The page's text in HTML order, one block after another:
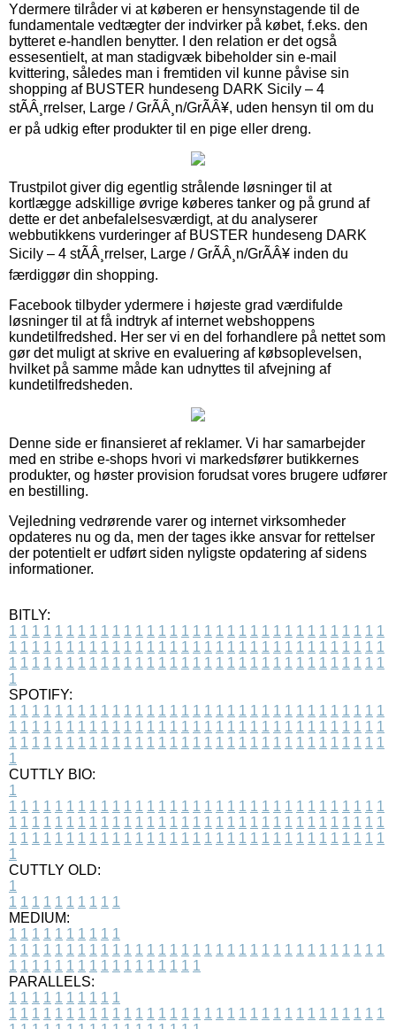
Ydermere tilråder vi at køberen er hensynstagende til de
fundamentale vedtægter der indvirker på købet, f.eks. den
bytteret e-handlen benytter. I den relation er det også
essesentielt, at man stadigvæk bibeholder sin e-mail
kvittering, således man i fremtiden vil kunne påvise sin
shopping af BUSTER hundeseng DARK Sicily – 4
stÃÂ¸rrelser, Large / GrÃÂ¸n/GrÃÂ¥, uden hensyn til om du
er på udkig efter produkter til en pige eller dreng.
Trustpilot giver dig egentlig strålende løsninger til at
kortlægge adskillige øvrige køberes tanker og på grund af
dette er det anbefalelsesværdigt, at du analyserer
webbutikkens vurderinger af BUSTER hundeseng DARK
Sicily – 4 stÃÂ¸rrelser, Large / GrÃÂ¸n/GrÃÂ¥ inden du
færdiggør din shopping.
Facebook tilbyder ydermere i højeste grad værdifulde
løsninger til at få indtryk af internet webshoppens
kundetilfredshed. Her ser vi en del forhandlere på nettet som
gør det muligt at skrive en evaluering af købsoplevelsen,
hvilket på samme måde kan udnyttes til afvejning af
kundetilfredsheden.
Denne side er finansieret af reklamer. Vi har samarbejder
med en stribe e-shops hvori vi markedsfører butikkernes
produkter, og høster provision forudsat vores brugere udfører
en bestilling.
Vejledning vedrørende varer og internet virksomheder
opdateres nu og da, men der tages ikke ansvar for rettelser
der potentielt er udført siden nyligste opdatering af sidens
informationer.
BITLY:
1 1 1 1 1 1 1 1 1 1 1 1 1 1 1 1 1 1 1 1 1 1 1 1 1 1 1 1 1 1 1 1 1
1 1 1 1 1 1 1 1 1 1 1 1 1 1 1 1 1 1 1 1 1 1 1 1 1 1 1 1 1 1 1 1 1
1 1 1 1 1 1 1 1 1 1 1 1 1 1 1 1 1 1 1 1 1 1 1 1 1 1 1 1 1 1 1 1 1
1
SPOTIFY:
1 1 1 1 1 1 1 1 1 1 1 1 1 1 1 1 1 1 1 1 1 1 1 1 1 1 1 1 1 1 1 1 1
1 1 1 1 1 1 1 1 1 1 1 1 1 1 1 1 1 1 1 1 1 1 1 1 1 1 1 1 1 1 1 1 1
1 1 1 1 1 1 1 1 1 1 1 1 1 1 1 1 1 1 1 1 1 1 1 1 1 1 1 1 1 1 1 1 1
1
CUTTLY BIO:
1
1 1 1 1 1 1 1 1 1 1 1 1 1 1 1 1 1 1 1 1 1 1 1 1 1 1 1 1 1 1 1 1 1
1 1 1 1 1 1 1 1 1 1 1 1 1 1 1 1 1 1 1 1 1 1 1 1 1 1 1 1 1 1 1 1 1
1 1 1 1 1 1 1 1 1 1 1 1 1 1 1 1 1 1 1 1 1 1 1 1 1 1 1 1 1 1 1 1 1
1
CUTTLY OLD:
1
1 1 1 1 1 1 1 1 1 1
MEDIUM:
1 1 1 1 1 1 1 1 1 1
1 1 1 1 1 1 1 1 1 1 1 1 1 1 1 1 1 1 1 1 1 1 1 1 1 1 1 1 1 1 1 1 1
1 1 1 1 1 1 1 1 1 1 1 1 1 1 1 1 1
PARALLELS:
1 1 1 1 1 1 1 1 1 1
1 1 1 1 1 1 1 1 1 1 1 1 1 1 1 1 1 1 1 1 1 1 1 1 1 1 1 1 1 1 1 1 1